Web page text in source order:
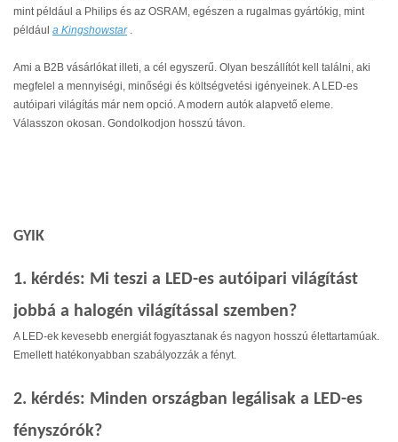
mint például a Philips és az OSRAM, egészen a rugalmas gyártókig, mint
például a Kingshowstar.
Ami a B2B vásárlókat illeti, a cél egyszerű. Olyan beszállítót kell találni, aki
megfelel a mennyiségi, minőségi és költségvetési igényeinek. A LED-es
autóipari világítás már nem opció. A modern autók alapvető eleme.
Válasszon okosan. Gondolkodjon hosszú távon.
GYIK
1. kérdés: Mi teszi a LED-es autóipari világítást
jobbá a halogén világítással szemben?
A LED-ek kevesebb energiát fogyasztanak és nagyon hosszú élettartamúak.
Emellett hatékonyabban szabályozzák a fényt.
2. kérdés: Minden országban legálisak a LED-es
fényszórók?